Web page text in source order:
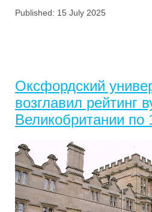
Published: 15 July 2025
Оксфордский
возглавил рейтинг
Великобритании по